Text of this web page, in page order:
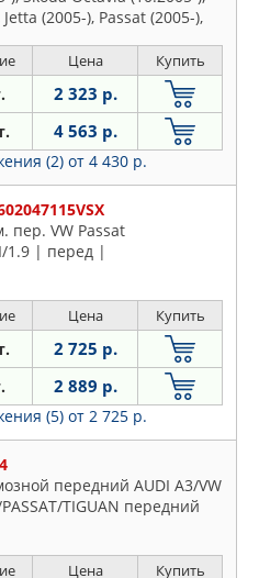
Jetta (2005-), Passat (2005-),
Цена Купить
2 323 р.
4 563 р.
(2) от 4 430 р.
пер. VW Passat
1.9 | перед |
Цена Купить
2 725 р.
2 889 р.
(5) от 2 725 р.
передний AUDI A3/VW
PASSAT/TIGUAN передний
Цена Купить